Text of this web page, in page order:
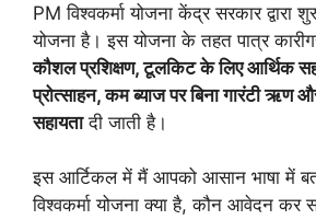
PM विश्वकर्मा योजना केंद्र सरकार द्वारा
योजना है। इस योजना के तहत पात्र
कौशल प्रशिक्षण, टूलकिट के लिए आर्थिक
प्रोत्साहन, कम ब्याज पर बिना गारंटी ऋण
सहायतादी जाती है।
इस आर्टिकल में मैं आपको आसान भाषा में
विश्वकर्मा योजना क्या है, कौन आवेदन